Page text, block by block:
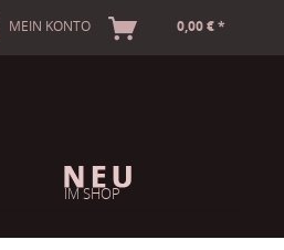
MEIN KONTO 0,00 € *
IM SHOP